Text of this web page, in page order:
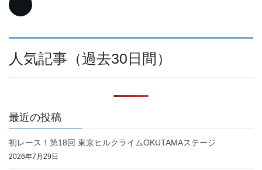
人気記事（過去30日間）
最近の投稿
初レース！第18回 東京ヒルクライムOKUTAMAステージ
2026年7月29日